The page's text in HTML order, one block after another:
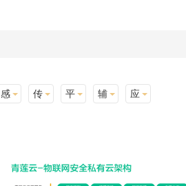
感知层 传输层 平台层 辅助产品与材料 应用终端